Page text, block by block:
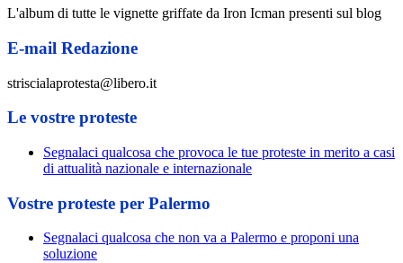
L'album di tutte le vignette griffate da Iron Icman presenti sul blog
E-mail Redazione
striscialaprotesta@libero.it
Le vostre proteste
Segnalaci qualcosa che provoca le tue proteste in merito a casi
di attualità nazionale e internazionale
Vostre proteste per Palermo
Segnalaci qualcosa che non va a Palermo e proponi una
soluzione